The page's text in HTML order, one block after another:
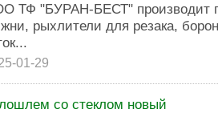
ТФ "БУРАН-БЕСТ" производит
рыхлители для резака,
01-29
со стеклом новый